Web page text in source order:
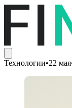
Технологии•22 мая